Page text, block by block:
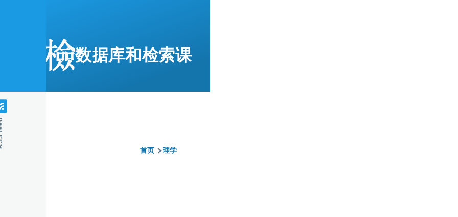
数据库和检索课
首页 理学